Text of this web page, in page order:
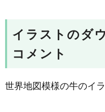
イラストのダ
コメント
世界地図模様の牛のイラ